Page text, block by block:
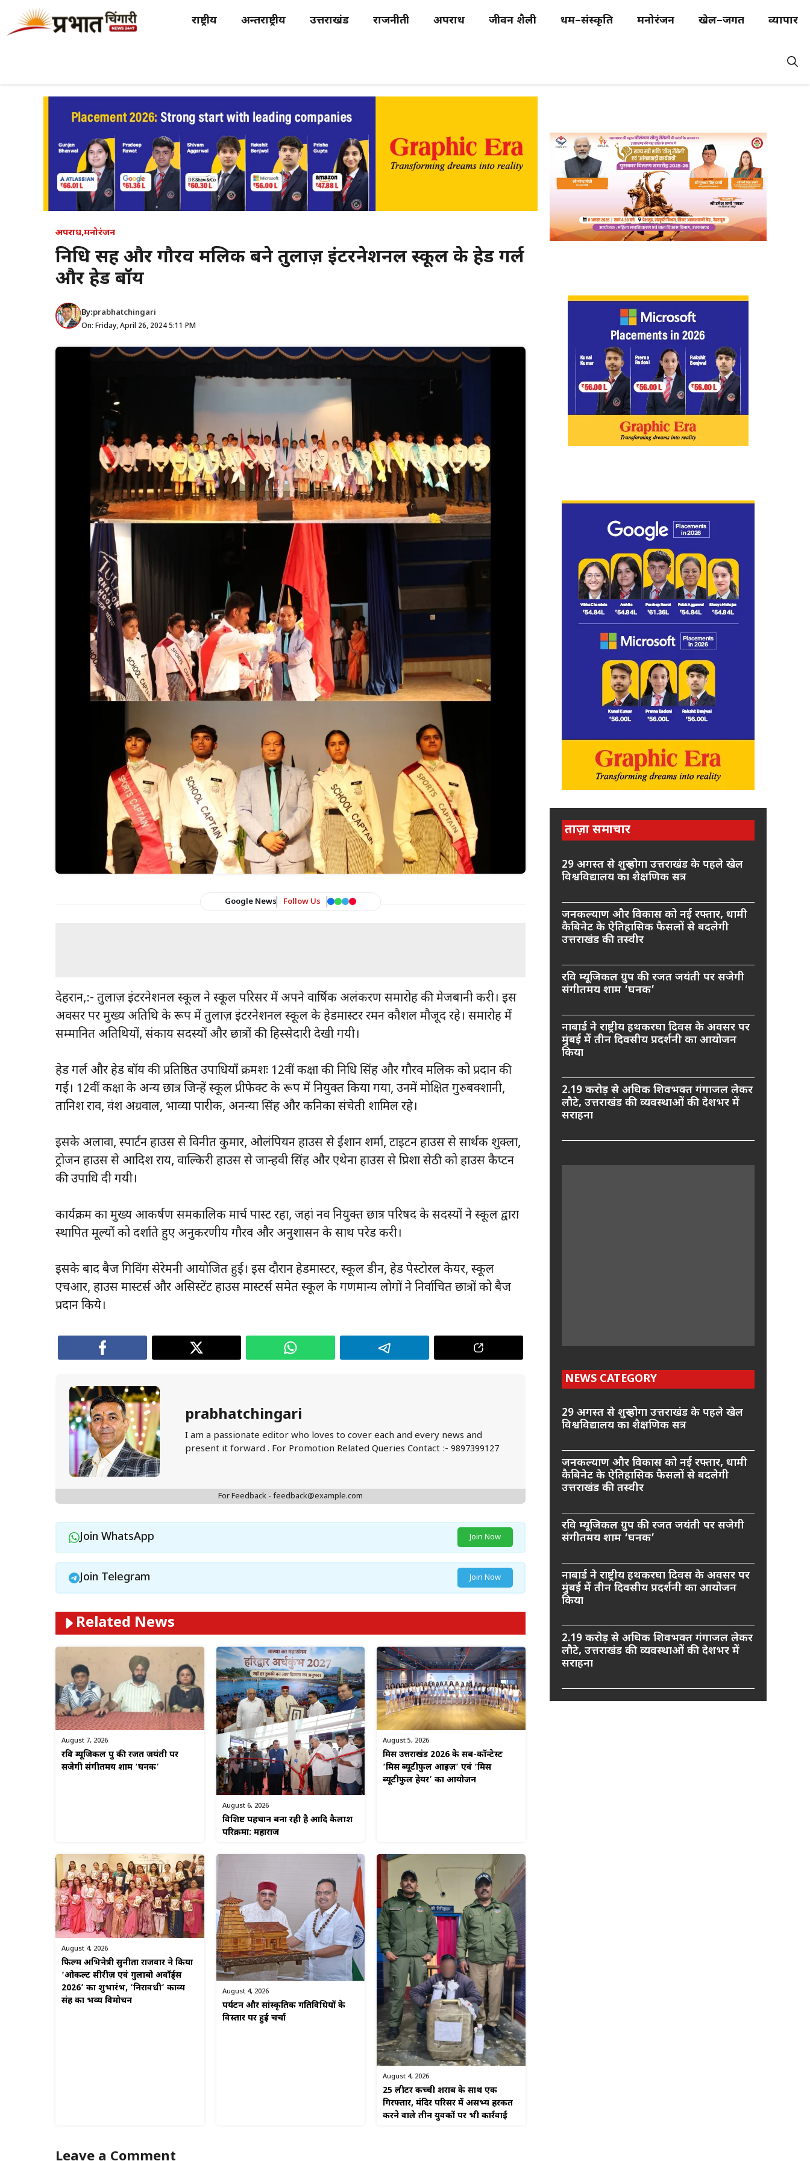
राष्ट्रीय अन्तर्राष्ट्रीय उत्तराखंड राजनीती अपराध जीवन शैली धर्म–संस्कृति मनोरंजन खेल–जगत व्यापार
अपराध,मनोरंजन
निधि सिंह और गौरव मलिक बने तुलाज़ इंटरनेशनल स्कूल के हेड गर्ल
और हेड बॉय
By:prabhatchingari
On: Friday, April 26, 2024 5:11 PM
Google News Follow Us
देहरादून,:- तुलाज़ इंटरनेशनल स्कूल ने स्कूल परिसर में अपने वार्षिक अलंकरण समारोह की मेजबानी करी। इस
अवसर पर मुख्य अतिथि के रूप में तुलाज़ इंटरनेशनल स्कूल के हेडमास्टर रमन कौशल मौजूद रहे। समारोह में
सम्मानित अतिथियों, संकाय सदस्यों और छात्रों की हिस्सेदारी देखी गयी।
हेड गर्ल और हेड बॉय की प्रतिष्ठित उपाधियाँ क्रमशः 12वीं कक्षा की निधि सिंह और गौरव मलिक को प्रदान की
गईं। 12वीं कक्षा के अन्य छात्र जिन्हें स्कूल प्रीफेक्ट के रूप में नियुक्त किया गया, उनमें मोक्षित गुरुबक्शानी,
तानिश राव, वंश अग्रवाल, भाव्या पारीक, अनन्या सिंह और कनिका संचेती शामिल रहे।
इसके अलावा, स्पार्टन हाउस से विनीत कुमार, ओलंपियन हाउस से ईशान शर्मा, टाइटन हाउस से सार्थक शुक्ला,
ट्रोजन हाउस से आदिश राय, वाल्किरी हाउस से जान्हवी सिंह और एथेना हाउस से प्रिशा सेठी को हाउस कैप्टन
की उपाधि दी गयी।
कार्यक्रम का मुख्य आकर्षण समकालिक मार्च पास्ट रहा, जहां नव नियुक्त छात्र परिषद के सदस्यों ने स्कूल द्वारा
स्थापित मूल्यों को दर्शाते हुए अनुकरणीय गौरव और अनुशासन के साथ परेड करी।
इसके बाद बैज गिविंग सेरेमनी आयोजित हुई। इस दौरान हेडमास्टर, स्कूल डीन, हेड पेस्टोरल केयर, स्कूल
एचआर, हाउस मास्टर्स और असिस्टेंट हाउस मास्टर्स समेत स्कूल के गणमान्य लोगों ने निर्वाचित छात्रों को बैज
प्रदान किये।
prabhatchingari
I am a passionate editor who loves to cover each and every news and
present it forward . For Promotion Related Queries Contact :- 9897399127
For Feedback - feedback@example.com
Join WhatsApp Join Now
Join Telegram Join Now
Related News
August 7, 2026
रवि म्यूजिकल ग्रुप की रजत जयंती पर
सजेगी संगीतमय शाम ‘घनक’
August 6, 2026
विशिष्ट पहचान बना रही है आदि कैलाश
परिक्रमा: महाराज
August 5, 2026
मिस उत्तराखंड 2026 के सब-कॉन्टेस्ट
‘मिस ब्यूटीफुल आइज़’ एवं ‘मिस
ब्यूटीफुल हेयर’ का आयोजन
August 4, 2026
फिल्म अभिनेत्री सुनीता राजवार ने किया
‘ओकल्ट सीरीज़ एवं गुलाबो अवॉर्ड्स
2026’ का शुभारंभ, ‘निरावधी’ काव्य
संग्रह का भव्य विमोचन
August 4, 2026
पर्यटन और सांस्कृतिक गतिविधियों के
विस्तार पर हुई चर्चा
August 4, 2026
25 लीटर कच्ची शराब के साथ एक
गिरफ्तार, मंदिर परिसर में असभ्य हरकत
करने वाले तीन युवकों पर भी कार्रवाई
Leave a Comment
ताज़ा समाचार
29 अगस्त से शुरू होगा उत्तराखंड के पहले खेल
विश्वविद्यालय का शैक्षणिक सत्र
जनकल्याण और विकास को नई रफ्तार, धामी
कैबिनेट के ऐतिहासिक फैसलों से बदलेगी
उत्तराखंड की तस्वीर
रवि म्यूजिकल ग्रुप की रजत जयंती पर सजेगी
संगीतमय शाम ‘घनक’
नाबार्ड ने राष्ट्रीय हथकरघा दिवस के अवसर पर
मुंबई में तीन दिवसीय प्रदर्शनी का आयोजन
किया
2.19 करोड़ से अधिक शिवभक्त गंगाजल लेकर
लौटे, उत्तराखंड की व्यवस्थाओं की देशभर में
सराहना
NEWS CATEGORY
29 अगस्त से शुरू होगा उत्तराखंड के पहले खेल
विश्वविद्यालय का शैक्षणिक सत्र
जनकल्याण और विकास को नई रफ्तार, धामी
कैबिनेट के ऐतिहासिक फैसलों से बदलेगी
उत्तराखंड की तस्वीर
रवि म्यूजिकल ग्रुप की रजत जयंती पर सजेगी
संगीतमय शाम ‘घनक’
नाबार्ड ने राष्ट्रीय हथकरघा दिवस के अवसर पर
मुंबई में तीन दिवसीय प्रदर्शनी का आयोजन
किया
2.19 करोड़ से अधिक शिवभक्त गंगाजल लेकर
लौटे, उत्तराखंड की व्यवस्थाओं की देशभर में
सराहना